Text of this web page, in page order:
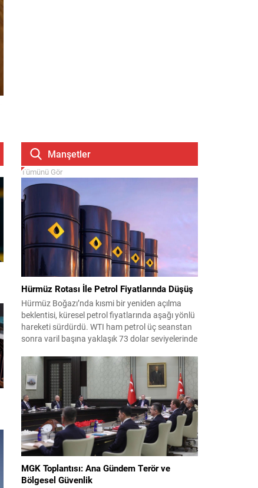
Manşetler
Tümünü Gör
Hürmüz Rotası İle Petrol Fiyatlarında Düşüş
Hürmüz Boğazı’nda kısmi bir yeniden açılma
beklentisi, küresel petrol fiyatlarında aşağı yönlü
hareketi sürdürdü. WTI ham petrol üç seanstan
sonra varil başına yaklaşık 73 dolar seviyelerinde
Brent petrol ise yaklaşık 78 dolar civarındaydı.
İran ile Umman arasında varılan ve Hürmüz
üzerinden alternatif bir nakliye...
MGK Toplantısı: Ana Gündem Terör ve
Bölgesel Güvenlik